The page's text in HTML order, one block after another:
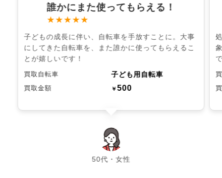
誰かにまた使ってもらえる！
★★★★★
子どもの成長に伴い、自転車を手放すことに。大事
にしてきた自転車を、また誰かに使ってもらえるこ
とが嬉しいです！
買取自転車 子ども用自転車
買取金額 ￥500
50代・女性
chevron_left chevron_right